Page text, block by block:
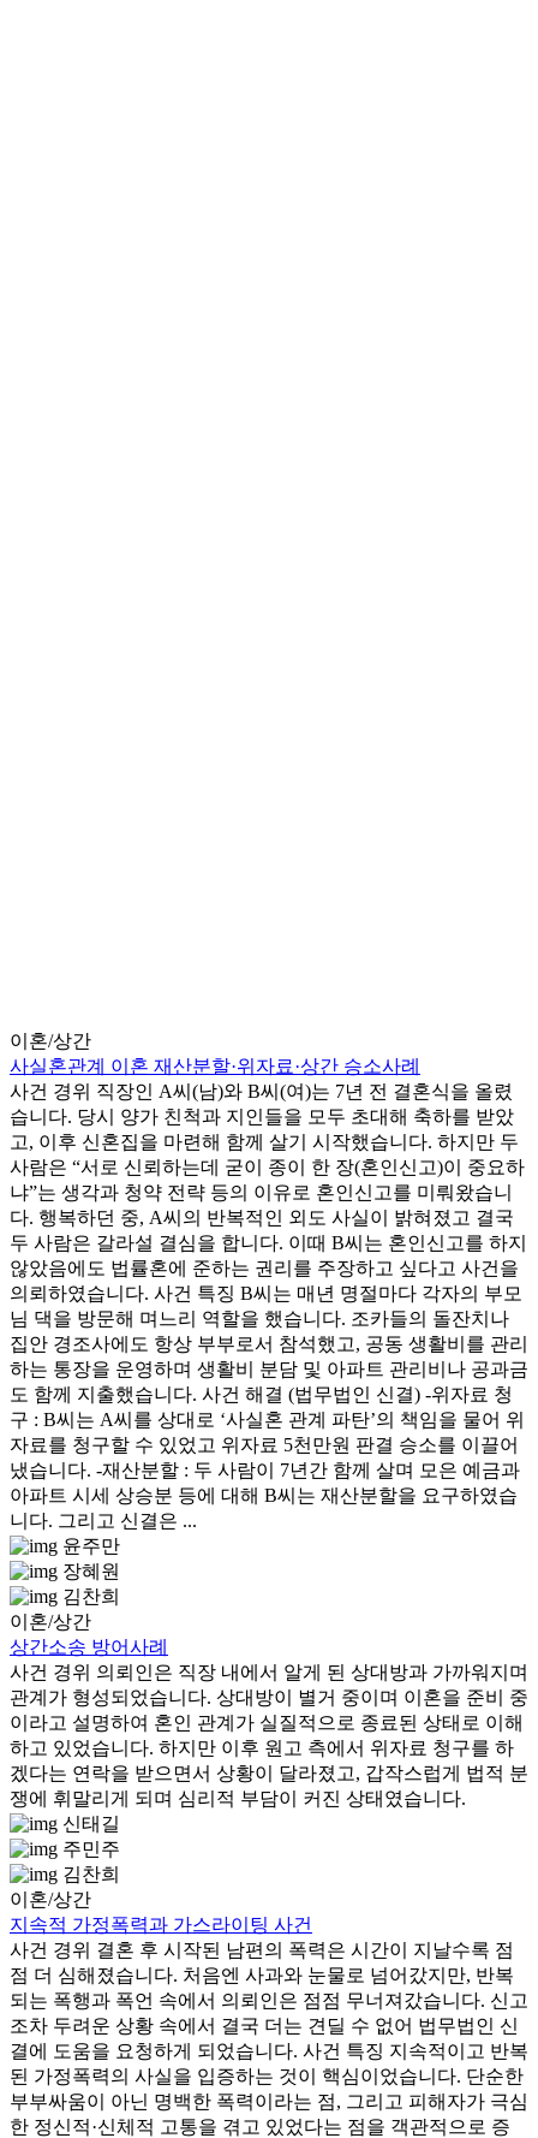
이혼/상간
사실혼관계 이혼 재산분할·위자료·상간 승소사례
사건 경위 직장인 A씨(남)와 B씨(여)는 7년 전 결혼식을 올렸
습니다. 당시 양가 친척과 지인들을 모두 초대해 축하를 받았
고, 이후 신혼집을 마련해 함께 살기 시작했습니다. 하지만 두
사람은 “서로 신뢰하는데 굳이 종이 한 장(혼인신고)이 중요하
냐”는 생각과 청약 전략 등의 이유로 혼인신고를 미뤄왔습니
다. 행복하던 중, A씨의 반복적인 외도 사실이 밝혀졌고 결국
두 사람은 갈라설 결심을 합니다. 이때 B씨는 혼인신고를 하지
않았음에도 법률혼에 준하는 권리를 주장하고 싶다고 사건을
의뢰하였습니다. 사건 특징 B씨는 매년 명절마다 각자의 부모
님 댁을 방문해 며느리 역할을 했습니다. 조카들의 돌잔치나
집안 경조사에도 항상 부부로서 참석했고, 공동 생활비를 관리
하는 통장을 운영하며 생활비 분담 및 아파트 관리비나 공과금
도 함께 지출했습니다. 사건 해결 (법무법인 신결) -위자료 청
구 : B씨는 A씨를 상대로 ‘사실혼 관계 파탄’의 책임을 물어 위
자료를 청구할 수 있었고 위자료 5천만원 판결 승소를 이끌어
냈습니다. -재산분할 : 두 사람이 7년간 함께 살며 모은 예금과
아파트 시세 상승분 등에 대해 B씨는 재산분할을 요구하였습
니다. 그리고 신결은 ...
윤주만
장혜원
김찬희
이혼/상간
상간소송 방어사례
사건 경위 의뢰인은 직장 내에서 알게 된 상대방과 가까워지며
관계가 형성되었습니다. 상대방이 별거 중이며 이혼을 준비 중
이라고 설명하여 혼인 관계가 실질적으로 종료된 상태로 이해
하고 있었습니다. 하지만 이후 원고 측에서 위자료 청구를 하
겠다는 연락을 받으면서 상황이 달라졌고, 갑작스럽게 법적 분
쟁에 휘말리게 되며 심리적 부담이 커진 상태였습니다.
신태길
주민주
김찬희
이혼/상간
지속적 가정폭력과 가스라이팅 사건
사건 경위 결혼 후 시작된 남편의 폭력은 시간이 지날수록 점
점 더 심해졌습니다. 처음엔 사과와 눈물로 넘어갔지만, 반복
되는 폭행과 폭언 속에서 의뢰인은 점점 무너져갔습니다. 신고
조차 두려운 상황 속에서 결국 더는 견딜 수 없어 법무법인 신
결에 도움을 요청하게 되었습니다. 사건 특징 지속적이고 반복
된 가정폭력의 사실을 입증하는 것이 핵심이었습니다. 단순한
부부싸움이 아닌 명백한 폭력이라는 점, 그리고 피해자가 극심
한 정신적·신체적 고통을 겪고 있었다는 점을 객관적으로 증